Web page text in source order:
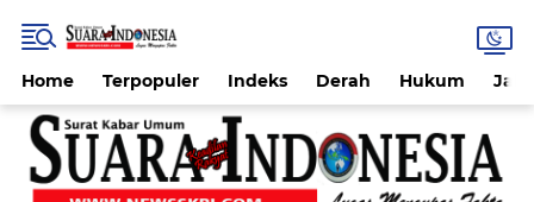
Home Terpopuler Indeks Derah Hukum